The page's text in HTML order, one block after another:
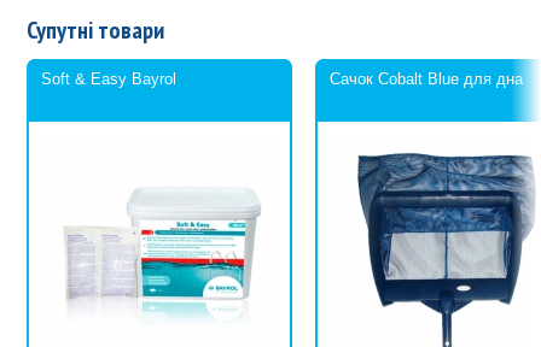
Супутні товари
Soft & Easy Bayrol Сачок Cobalt Blue для дна